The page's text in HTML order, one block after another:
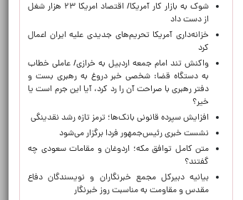
شوک به بازار کار آمریکا/ اقتصاد امریکا ۲۳ هزار شغل
از دست داد
خزانه‌داری آمریکا تحریم‌های جدیدی علیه ایران اعمال
کرد
واکنش تند امام جمعه اردبیل به خرازی/ عاملی خطاب
به دستگاه قضا: شخصی خبر دروغ به رهبری بست و
دفتر رهبری با صراحت آن را رد کرد، آیا این جرم است یا
خیر؟
افزایش سپرده قانونی بانک‌ها؛ ترمز تازه رشد نقدینگی
نشست خبری رئیس‌جمهور فردا برگزار می‌شود
متن کامل توافق مکه؛ اردوغان و مقامات سعودی چه
گفتند؟
بیانیه دبیرکل مجمع خبرنگاران و نویسندگان دفاع
مقدس و مقاومت به مناسبت روز خبرنگار